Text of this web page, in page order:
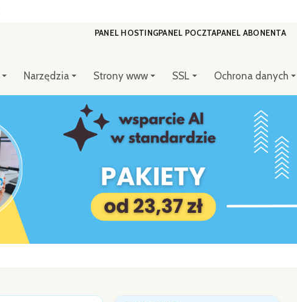
PANEL HOSTINGPANEL POCZTAPANEL ABONENTA
Narzędzia Strony www SSL Ochrona danych